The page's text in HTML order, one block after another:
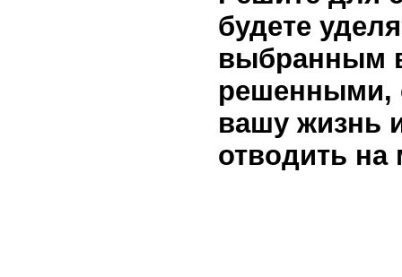
будете
выбранным
решенными,
вашу жизнь
отводить на